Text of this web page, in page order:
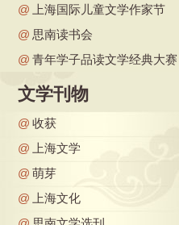
@
上海国际儿童文学作家节
@ 思南读书会
@ 青年学子品读文学经典大赛
文学刊物
@ 收获
@
上海文学
@ 萌芽
@
上海文化